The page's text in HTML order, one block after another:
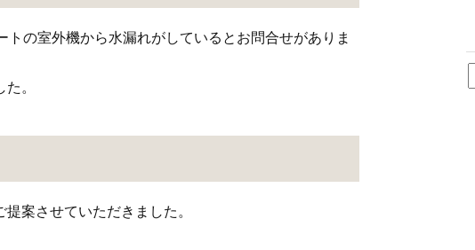
の室外機から水漏れがしているとお問合せがありま
。
案させていただきました。